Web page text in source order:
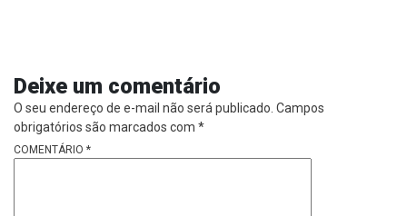
Deixe um comentário
O seu endereço de e-mail não será publicado. Campos
obrigatórios são marcados com *
COMENTÁRIO *